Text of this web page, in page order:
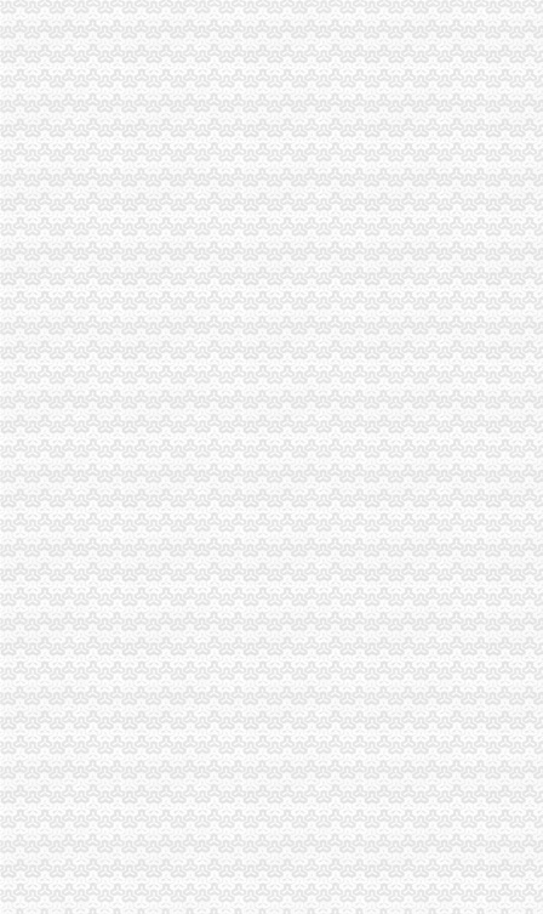
綦江局“四抓”一元注册公司促进“合同帮农”工作
奉节局“三个三”免费注册公司措施进一步开展学习实践科学发展观活动
涪陵区消委夯实七大基础共建“大消委”重庆免费注册公司新格局
梁平局“553”一元注册公司举措深化学习实践活动和消费维权
重庆秋冬品牌服装博览会圆满闭幕
万州局一元注册公司畅通柑橘运销绿通道保护果农合法权益
巫溪局深入达贯彻的一元注册公司十七届三中全会精
丰都局重庆免费注册公司切实推进知名商标认定工作
石柱局0元注册公司采取有效措施开展食品安全宣周活动
全市一元注册公司流程工商系统次电子商务监管工作业务培训会成功举办
市工商局召开全系统达贯彻市委三届四次全委会精、0元注册公司深入学习实践
南川局推行“三结合”免费注册公司票据创新食品安全监管模式
万州局1元注册公司丰富学习载体开展七项调研活动
永川局积开展合同帮农工作致力于服务“三农”重庆免费注册公司发展
梁平局一元注册公司流程队伍教育培训呈现四大点
巴南局0元注册公司五项措施化企业年检
石柱局以“五个化”1元注册公司推进市场主体信用分类监管
南川局1元注册公司抓好三个环节开展述职述廉活动
巫山局重庆一元注册公司确保中国重庆长江三峡第二届国际红叶节圆满举办
潼南局全面落实惠农政策加快培育多元化市0元注册公司场主体
巫溪局0元注册公司白鹿所四方面突击检查校园周边环境
巴南局0元注册公司四创新四创优提高登记管理水平
璧山局“三到位”重庆免费注册公司发展农村经纪人取得成效
奉节局一元注册公司三字诀狠抓食品安全监管
高新园局、大渡口局、潼南局注册登记科通过市级“青年文明号”免费注册公司
璧山局重庆一元注册公司八塘工商所三项措施促进农民专业合作社健康发展
忠县局重庆0元注册公司忠州所加农村经纪人培训促进农民增收
涪陵局一元注册公司高效科技维权树立12315执法权威
酉局关闭“网吧”0元注册公司流程29户“游戏室”13户
璧山局免费注册公司大路工商所为农民专业合作社开创致富新天地
巴南局“三加一巩固”0元注册公司开展机动车非法营运专项整
潼南局扎实开展“大学法”0元注册公司流程活动初显成效
合川局推出“十步工作法”0元注册公司索创建无销村试点活动成效显著
璧山工商局重庆免费注册公司成功召开全县企业信用体系建设工作会
大足县表彰“知名五金品牌”重庆0元注册公司并励该县4家五金企业